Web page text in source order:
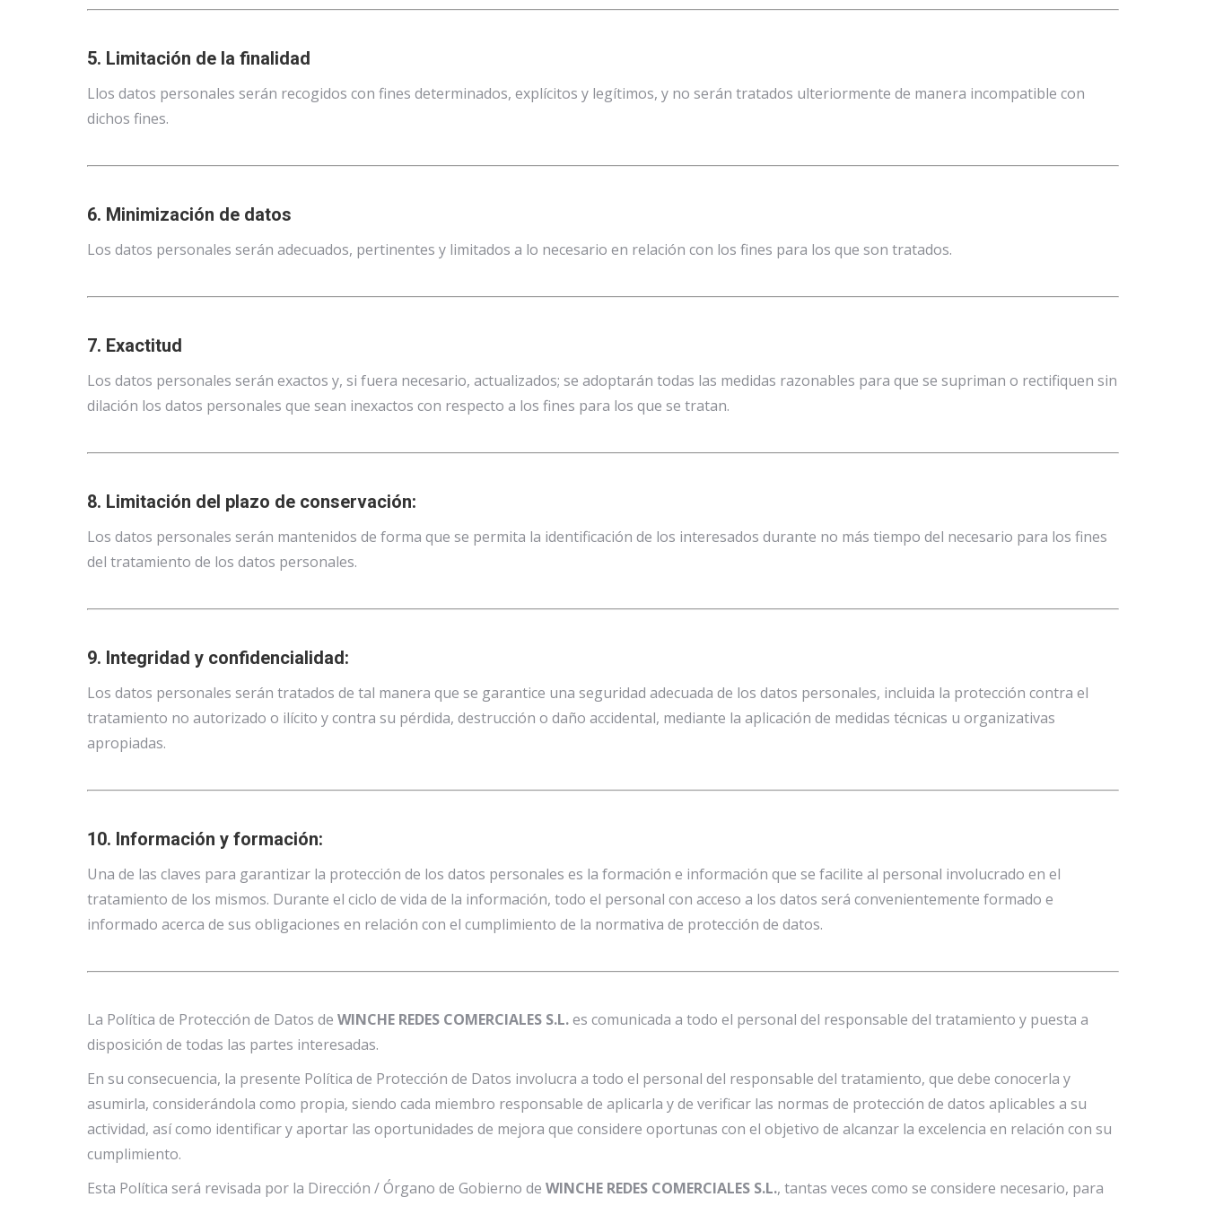
5. Limitación de la finalidad
Llos datos personales serán recogidos con fines determinados, explícitos y legítimos, y no serán tratados ulteriormente de manera incompatible con
dichos fines.
6. Minimización de datos
Los datos personales serán adecuados, pertinentes y limitados a lo necesario en relación con los fines para los que son tratados.
7. Exactitud
Los datos personales serán exactos y, si fuera necesario, actualizados; se adoptarán todas las medidas razonables para que se supriman o rectifiquen sin
dilación los datos personales que sean inexactos con respecto a los fines para los que se tratan.
8. Limitación del plazo de conservación:
Los datos personales serán mantenidos de forma que se permita la identificación de los interesados durante no más tiempo del necesario para los fines
del tratamiento de los datos personales.
9. Integridad y confidencialidad:
Los datos personales serán tratados de tal manera que se garantice una seguridad adecuada de los datos personales, incluida la protección contra el
tratamiento no autorizado o ilícito y contra su pérdida, destrucción o daño accidental, mediante la aplicación de medidas técnicas u organizativas
apropiadas.
10. Información y formación:
Una de las claves para garantizar la protección de los datos personales es la formación e información que se facilite al personal involucrado en el
tratamiento de los mismos. Durante el ciclo de vida de la información, todo el personal con acceso a los datos será convenientemente formado e
informado acerca de sus obligaciones en relación con el cumplimiento de la normativa de protección de datos.
La Política de Protección de Datos de WINCHE REDES COMERCIALES S.L.es comunicada a todo el personal del responsable del tratamiento y puesta a
disposición de todas las partes interesadas.
En su consecuencia, la presente Política de Protección de Datos involucra a todo el personal del responsable del tratamiento, que debe conocerla y
asumirla, considerándola como propia, siendo cada miembro responsable de aplicarla y de verificar las normas de protección de datos aplicables a su
actividad, así como identificar y aportar las oportunidades de mejora que considere oportunas con el objetivo de alcanzar la excelencia en relación con su
cumplimiento.
Esta Política será revisada por la Dirección / Órgano de Gobierno de WINCHE REDES COMERCIALES S.L., tantas veces como se considere necesario, para